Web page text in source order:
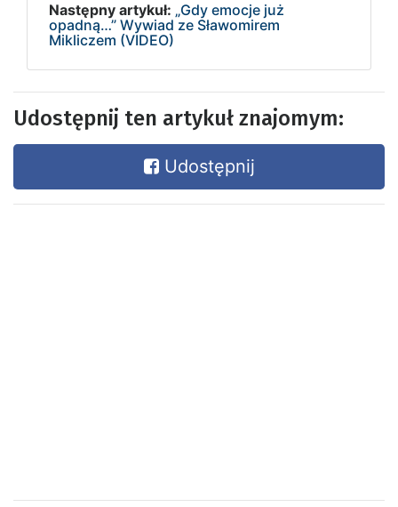
Następny artykuł: „Gdy emocje już
opadną…” Wywiad ze Sławomirem
Mikliczem (VIDEO)
Udostępnij ten artykuł znajomym:
Udostępnij